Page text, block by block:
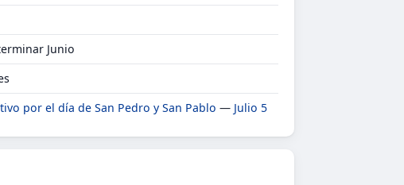
Junio
por el día de San Pedro y San Pablo — Julio 5